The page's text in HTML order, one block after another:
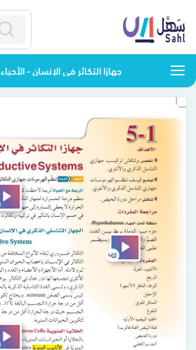
جهازا التكاثر في الإنسان - الأحياء2-2 - ثاني ثانوي